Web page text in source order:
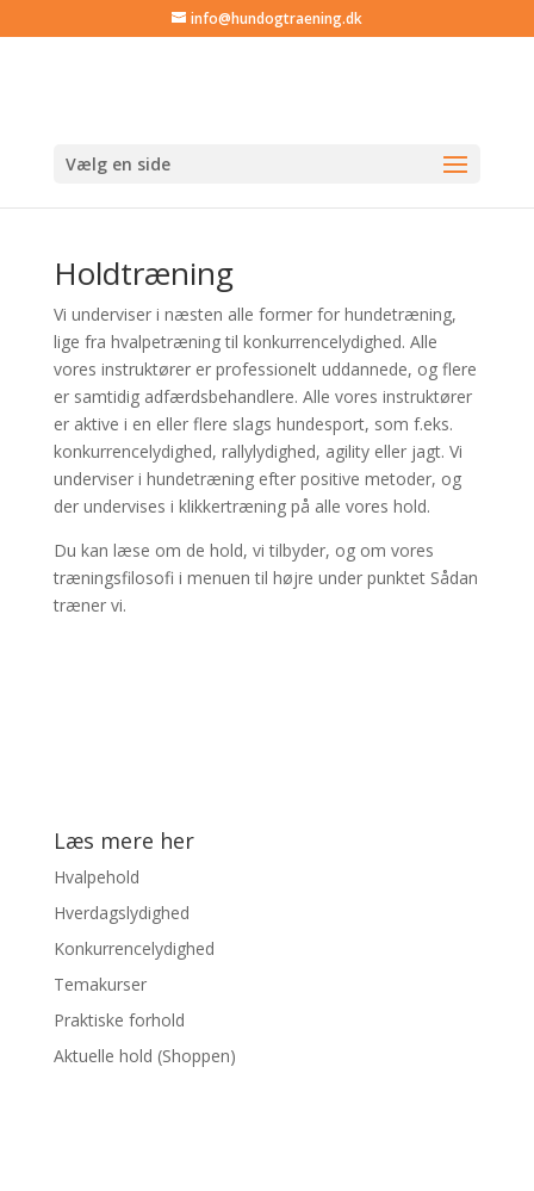
info@hundogtraening.dk
Vælg en side
Holdtræning
Vi underviser i næsten alle former for hundetræning,
lige fra hvalpetræning til konkurrencelydighed. Alle
vores instruktører er professionelt uddannede, og flere
er samtidig adfærdsbehandlere. Alle vores instruktører
er aktive i en eller flere slags hundesport, som f.eks.
konkurrencelydighed, rallylydighed, agility eller jagt. Vi
underviser i hundetræning efter positive metoder, og
der undervises i klikkertræning på alle vores hold.
Du kan læse om de hold, vi tilbyder, og om vores
træningsfilosofi i menuen til højre under punktet Sådan
træner vi.
Læs mere her
Hvalpehold
Hverdagslydighed
Konkurrencelydighed
Temakurser
Praktiske forhold
Aktuelle hold (Shoppen)